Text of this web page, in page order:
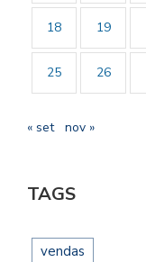
18 19
25 26
« set nov »
TAGS
vendas